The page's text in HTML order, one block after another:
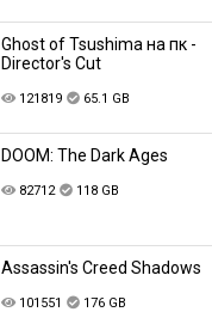
Ghost of Tsushima на пк -
Director's Cut
121819 65.1 GB
DOOM: The Dark Ages
82712 118 GB
Assassin's Creed Shadows
101551 176 GB